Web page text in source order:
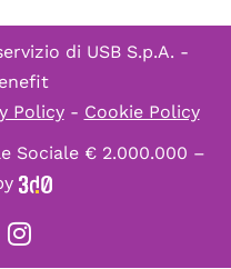
di USB S.p.A. -
Policy- Cookie Policy
Sociale € 2.000.000 –